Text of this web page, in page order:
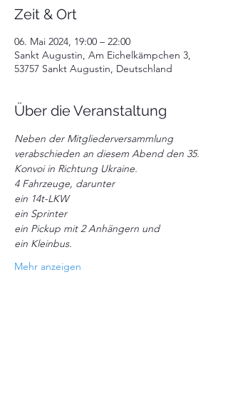
Zeit & Ort
06. Mai 2024, 19:00 – 22:00
Sankt Augustin, Am Eichelkämpchen 3,
53757 Sankt Augustin, Deutschland
Über die Veranstaltung
Neben der Mitgliederversammlung
verabschieden an diesem Abend den 35.
Konvoi in Richtung Ukraine.
4 Fahrzeuge, darunter
ein 14t-LKW
ein Sprinter
ein Pickup mit 2 Anhängern und
ein Kleinbus.
Mehr anzeigen